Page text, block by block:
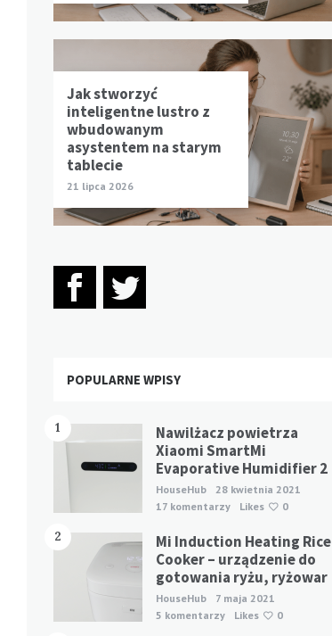
Jak stworzyć
inteligentne lustro z
wbudowanym
asystentem na starym
tablecie
21 lipca 2026
POPULARNE WPISY
1
Nawilżacz powietrza
Xiaomi SmartMi
Evaporative Humidifier 2
HouseHub
28 kwietnia 2021
17 komentarzy
Likes 0
2
Mi Induction Heating Rice
Cooker – urządzenie do
gotowania ryżu, ryżowar
HouseHub
7 maja 2021
5 komentarzy
Likes 0